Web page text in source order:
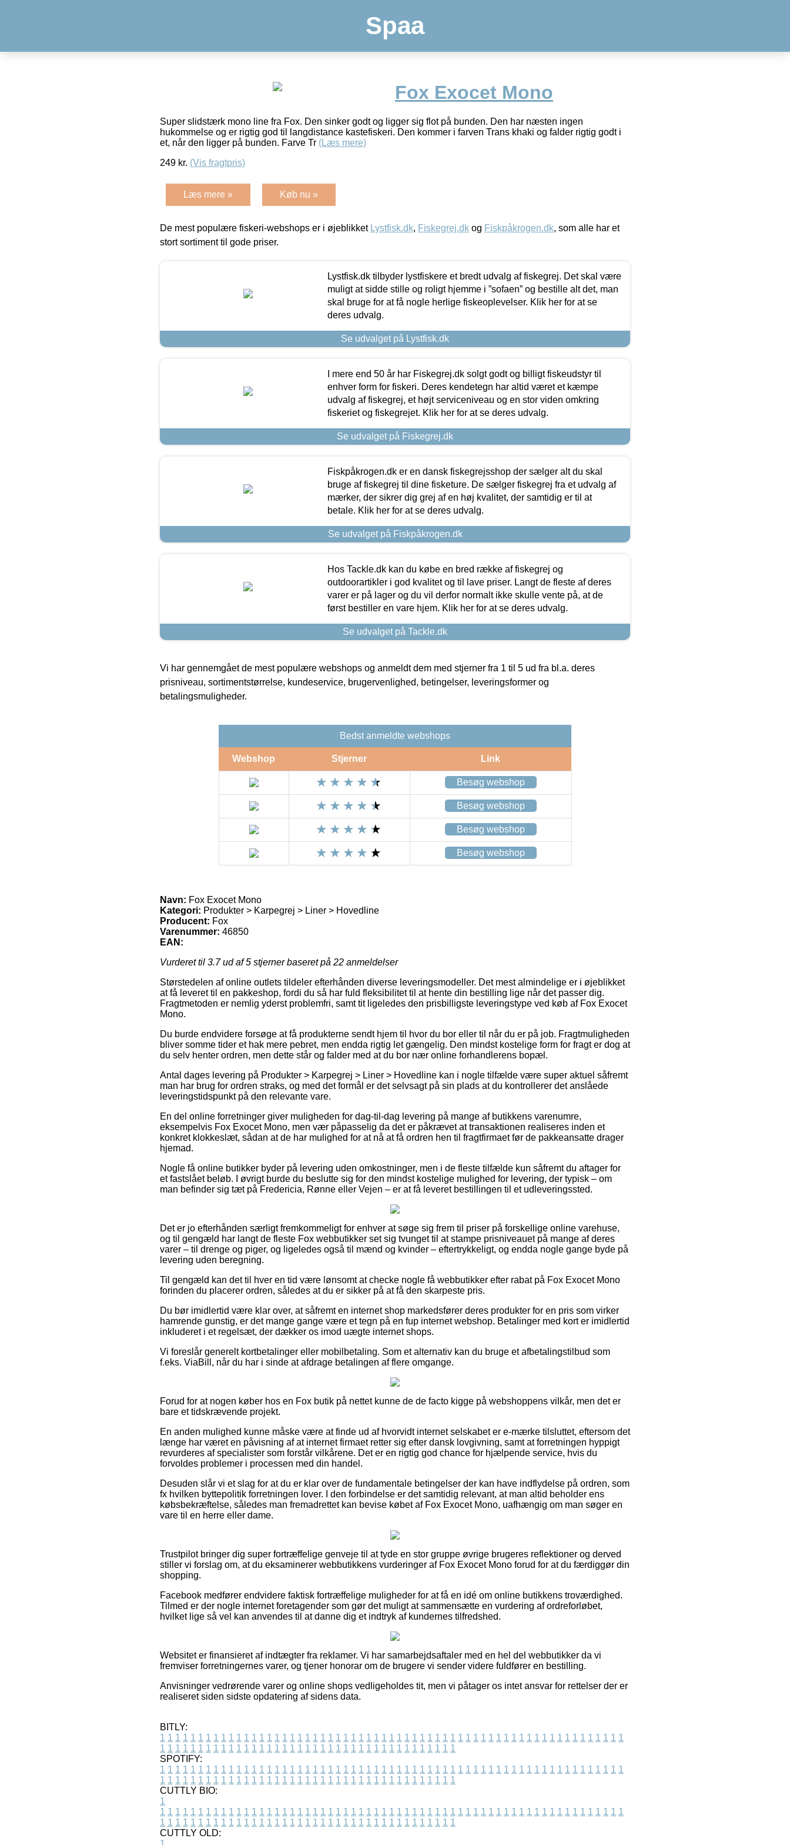
Spaa
Fox Exocet Mono
Super slidstærk mono line fra Fox. Den sinker godt og ligger sig flot på bunden. Den har næsten ingen
hukommelse og er rigtig god til langdistance kastefiskeri. Den kommer i farven Trans khaki og falder rigtig godt i
et, når den ligger på bunden. Farve Tr (Læs mere)
249 kr. (Vis fragtpris)
Læs mere » Køb nu »
De mest populære fiskeri-webshops er i øjeblikket Lystfisk.dk, Fiskegrej.dk og Fiskpåkrogen.dk, som alle har et
stort sortiment til gode priser.
Lystfisk.dk tilbyder lystfiskere et bredt udvalg af fiskegrej. Det skal være
muligt at sidde stille og roligt hjemme i ”sofaen” og bestille alt det, man
skal bruge for at få nogle herlige fiskeoplevelser. Klik her for at se
deres udvalg.
Se udvalget på Lystfisk.dk
I mere end 50 år har Fiskegrej.dk solgt godt og billigt fiskeudstyr til
enhver form for fiskeri. Deres kendetegn har altid været et kæmpe
udvalg af fiskegrej, et højt serviceniveau og en stor viden omkring
fiskeriet og fiskegrejet. Klik her for at se deres udvalg.
Se udvalget på Fiskegrej.dk
Fiskpåkrogen.dk er en dansk fiskegrejsshop der sælger alt du skal
bruge af fiskegrej til dine fisketure. De sælger fiskegrej fra et udvalg af
mærker, der sikrer dig grej af en høj kvalitet, der samtidig er til at
betale. Klik her for at se deres udvalg.
Se udvalget på Fiskpåkrogen.dk
Hos Tackle.dk kan du købe en bred række af fiskegrej og
outdoorartikler i god kvalitet og til lave priser. Langt de fleste af deres
varer er på lager og du vil derfor normalt ikke skulle vente på, at de
først bestiller en vare hjem. Klik her for at se deres udvalg.
Se udvalget på Tackle.dk
Vi har gennemgået de mest populære webshops og anmeldt dem med stjerner fra 1 til 5 ud fra bl.a. deres
prisniveau, sortimentstørrelse, kundeservice, brugervenlighed, betingelser, leveringsformer og
betalingsmuligheder.
Bedst anmeldte webshops
Webshop Stjerner Link
Besøg webshop
Besøg webshop
Besøg webshop
Besøg webshop
Navn: Fox Exocet Mono
Kategori: Produkter > Karpegrej > Liner > Hovedline
Producent: Fox
Varenummer: 46850
EAN:
Vurderet til 3.7ud af 5 stjerner baseret på 22 anmeldelser
Størstedelen af online outlets tildeler efterhånden diverse leveringsmodeller. Det mest almindelige er i øjeblikket
at få leveret til en pakkeshop, fordi du så har fuld fleksibilitet til at hente din bestilling lige når det passer dig.
Fragtmetoden er nemlig yderst problemfri, samt tit ligeledes den prisbilligste leveringstype ved køb af Fox Exocet
Mono.
Du burde endvidere forsøge at få produkterne sendt hjem til hvor du bor eller til når du er på job. Fragtmuligheden
bliver somme tider et hak mere pebret, men endda rigtig let gængelig. Den mindst kostelige form for fragt er dog at
du selv henter ordren, men dette står og falder med at du bor nær online forhandlerens bopæl.
Antal dages levering på Produkter > Karpegrej > Liner > Hovedline kan i nogle tilfælde være super aktuel såfremt
man har brug for ordren straks, og med det formål er det selvsagt på sin plads at du kontrollerer det anslåede
leveringstidspunkt på den relevante vare.
En del online forretninger giver muligheden for dag-til-dag levering på mange af butikkens varenumre,
eksempelvis Fox Exocet Mono, men vær påpasselig da det er påkrævet at transaktionen realiseres inden et
konkret klokkeslæt, sådan at de har mulighed for at nå at få ordren hen til fragtfirmaet før de pakkeansatte drager
hjemad.
Nogle få online butikker byder på levering uden omkostninger, men i de fleste tilfælde kun såfremt du aftager for
et fastslået beløb. I øvrigt burde du beslutte sig for den mindst kostelige mulighed for levering, der typisk – om
man befinder sig tæt på Fredericia, Rønne eller Vejen – er at få leveret bestillingen til et udleveringssted.
Det er jo efterhånden særligt fremkommeligt for enhver at søge sig frem til priser på forskellige online varehuse,
og til gengæld har langt de fleste Fox webbutikker set sig tvunget til at stampe prisniveauet på mange af deres
varer – til drenge og piger, og ligeledes også til mænd og kvinder – eftertrykkeligt, og endda nogle gange byde på
levering uden beregning.
Til gengæld kan det til hver en tid være lønsomt at checke nogle få webbutikker efter rabat på Fox Exocet Mono
forinden du placerer ordren, således at du er sikker på at få den skarpeste pris.
Du bør imidlertid være klar over, at såfremt en internet shop markedsfører deres produkter for en pris som virker
hamrende gunstig, er det mange gange være et tegn på en fup internet webshop. Betalinger med kort er imidlertid
inkluderet i et regelsæt, der dækker os imod uægte internet shops.
Vi foreslår generelt kortbetalinger eller mobilbetaling. Som et alternativ kan du bruge et afbetalingstilbud som
f.eks. ViaBill, når du har i sinde at afdrage betalingen af flere omgange.
Forud for at nogen køber hos en Fox butik på nettet kunne de de facto kigge på webshoppens vilkår, men det er
bare et tidskrævende projekt.
En anden mulighed kunne måske være at finde ud af hvorvidt internet selskabet er e-mærke tilsluttet, eftersom det
længe har været en påvisning af at internet firmaet retter sig efter dansk lovgivning, samt at forretningen hyppigt
revurderes af specialister som forstår vilkårene. Det er en rigtig god chance for hjælpende service, hvis du
forvoldes problemer i processen med din handel.
Desuden slår vi et slag for at du er klar over de fundamentale betingelser der kan have indflydelse på ordren, som
fx hvilken byttepolitik forretningen lover. I den forbindelse er det samtidig relevant, at man altid beholder ens
købsbekræftelse, således man fremadrettet kan bevise købet af Fox Exocet Mono, uafhængig om man søger en
vare til en herre eller dame.
Trustpilot bringer dig super fortræffelige genveje til at tyde en stor gruppe øvrige brugeres reflektioner og derved
stiller vi forslag om, at du eksaminerer webbutikkens vurderinger af Fox Exocet Mono forud for at du færdiggør din
shopping.
Facebook medfører endvidere faktisk fortræffelige muligheder for at få en idé om online butikkens troværdighed.
Tilmed er der nogle internet foretagender som gør det muligt at sammensætte en vurdering af ordreforløbet,
hvilket lige så vel kan anvendes til at danne dig et indtryk af kundernes tilfredshed.
Websitet er finansieret af indtægter fra reklamer. Vi har samarbejdsaftaler med en hel del webbutikker da vi
fremviser forretningernes varer, og tjener honorar om de brugere vi sender videre fuldfører en bestilling.
Anvisninger vedrørende varer og online shops vedligeholdes tit, men vi påtager os intet ansvar for rettelser der er
realiseret siden sidste opdatering af sidens data.
BITLY:
1 1 1 1 1 1 1 1 1 1 1 1 1 1 1 1 1 1 1 1 1 1 1 1 1 1 1 1 1 1 1 1 1 1 1 1 1 1 1 1 1 1 1 1 1 1 1 1 1 1 1 1 1 1 1 1 1 1 1 1 1
1 1 1 1 1 1 1 1 1 1 1 1 1 1 1 1 1 1 1 1 1 1 1 1 1 1 1 1 1 1 1 1 1 1 1 1 1 1 1
SPOTIFY:
1 1 1 1 1 1 1 1 1 1 1 1 1 1 1 1 1 1 1 1 1 1 1 1 1 1 1 1 1 1 1 1 1 1 1 1 1 1 1 1 1 1 1 1 1 1 1 1 1 1 1 1 1 1 1 1 1 1 1 1 1
1 1 1 1 1 1 1 1 1 1 1 1 1 1 1 1 1 1 1 1 1 1 1 1 1 1 1 1 1 1 1 1 1 1 1 1 1 1 1
CUTTLY BIO:
1
1 1 1 1 1 1 1 1 1 1 1 1 1 1 1 1 1 1 1 1 1 1 1 1 1 1 1 1 1 1 1 1 1 1 1 1 1 1 1 1 1 1 1 1 1 1 1 1 1 1 1 1 1 1 1 1 1 1 1 1 1
1 1 1 1 1 1 1 1 1 1 1 1 1 1 1 1 1 1 1 1 1 1 1 1 1 1 1 1 1 1 1 1 1 1 1 1 1 1 1
CUTTLY OLD: